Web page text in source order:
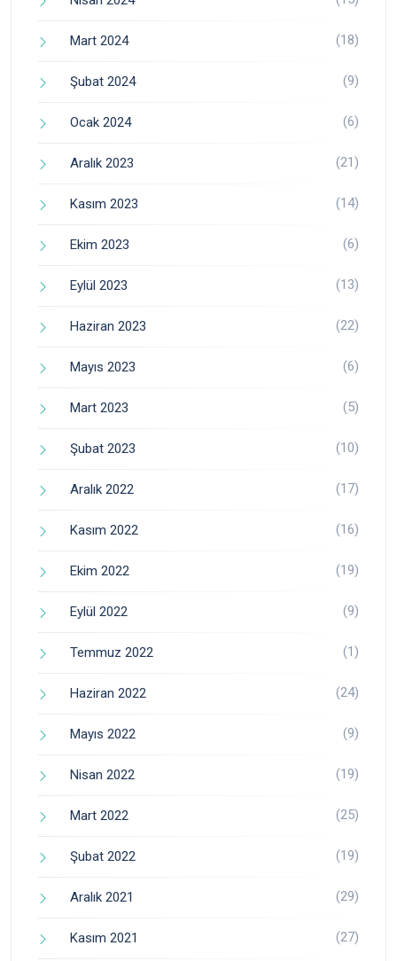
Mart 2024 (18)
Şubat 2024 (9)
Ocak 2024 (6)
Aralık 2023 (21)
Kasım 2023 (14)
Ekim 2023 (6)
Eylül 2023 (13)
Haziran 2023 (22)
Mayıs 2023 (6)
Mart 2023 (5)
Şubat 2023 (10)
Aralık 2022 (17)
Kasım 2022 (16)
Ekim 2022 (19)
Eylül 2022 (9)
Temmuz 2022 (1)
Haziran 2022 (24)
Mayıs 2022 (9)
Nisan 2022 (19)
Mart 2022 (25)
Şubat 2022 (19)
Aralık 2021 (29)
Kasım 2021 (27)